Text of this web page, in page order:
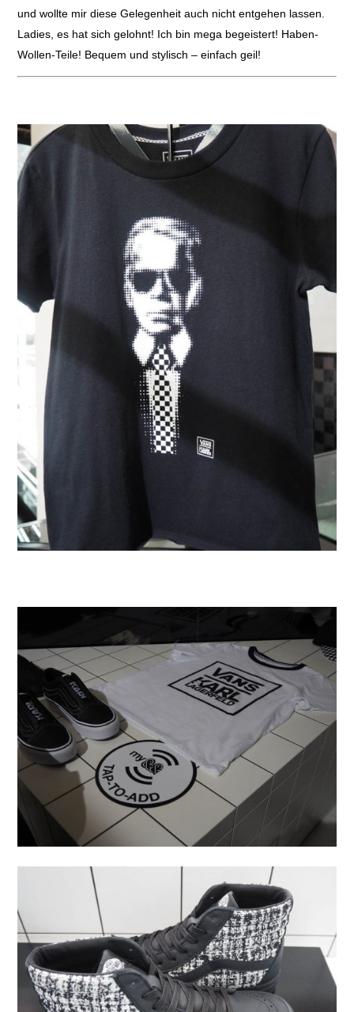
und wollte mir diese Gelegenheit auch nicht entgehen lassen.
Ladies, es hat sich gelohnt! Ich bin mega begeistert! Haben-
Wollen-Teile! Bequem und stylisch – einfach geil!